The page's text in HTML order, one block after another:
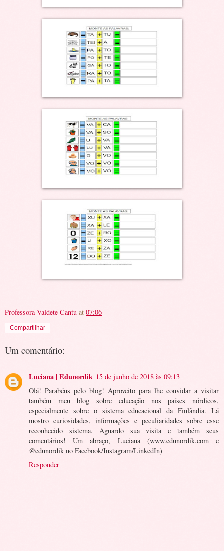
Professora Valdete Cantu at 07:06
Compartilhar
Um comentário:
Luciana | Edunordik 15 de junho de 2018 às 09:13
Olá! Parabéns pelo blog! Aproveito para lhe convidar a visitar
também meu blog sobre educação nos países nórdicos,
especialmente sobre o sistema educacional da Finlândia. Lá
mostro curiosidades, informações e peculiaridades sobre esse
reconhecido sistema. Aguardo sua visita e também seus
comentários! Um abraço, Luciana (www.edunordik.com e
@edunordik no Facebook/Instagram/LinkedIn)
Responder